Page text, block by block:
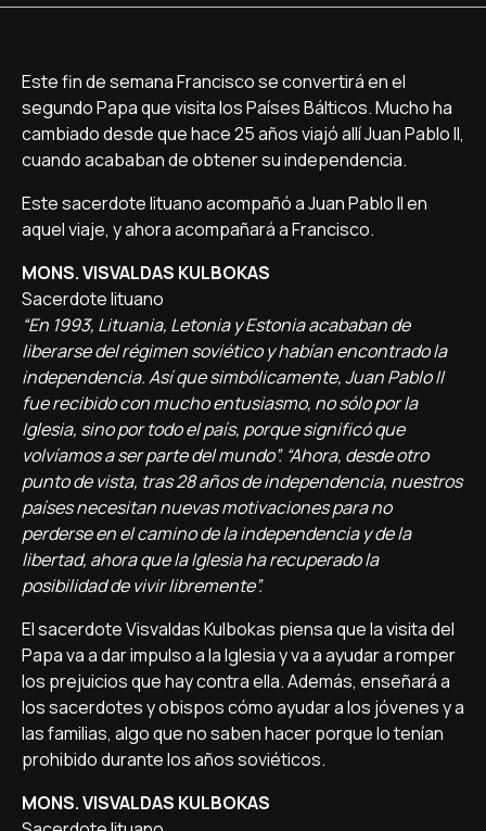
Este fin de semana Francisco se convertirá en el
segundo Papa que visita los Países Bálticos. Mucho ha
cambiado desde que hace 25 años viajó allí Juan Pablo II,
cuando acababan de obtener su independencia.
Este sacerdote lituano acompañó a Juan Pablo II en
aquel viaje, y ahora acompañará a Francisco.
MONS. VISVALDAS KULBOKAS
Sacerdote lituano
“En 1993, Lituania, Letonia y Estonia acababan de
liberarse del régimen soviético y habían encontrado la
independencia. Así que simbólicamente, Juan Pablo II
fue recibido con mucho entusiasmo, no sólo por la
Iglesia, sino por todo el país, porque significó que
volvíamos a ser parte del mundo”. “Ahora, desde otro
punto de vista, tras 28 años de independencia, nuestros
países necesitan nuevas motivaciones para no
perderse en el camino de la independencia y de la
libertad, ahora que la Iglesia ha recuperado la
posibilidad de vivir libremente”.
El sacerdote Visvaldas Kulbokas piensa que la visita del
Papa va a dar impulso a la Iglesia y va a ayudar a romper
los prejuicios que hay contra ella. Además, enseñará a
los sacerdotes y obispos cómo ayudar a los jóvenes y a
las familias, algo que no saben hacer porque lo tenían
prohibido durante los años soviéticos.
MONS. VISVALDAS KULBOKAS